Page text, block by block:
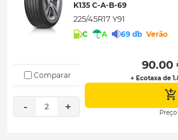
K135 C-A-B-69
225/45R17 Y91
C A 69 db Verão
Comparar
- 2 +
90.00
+ Ecotaxa de